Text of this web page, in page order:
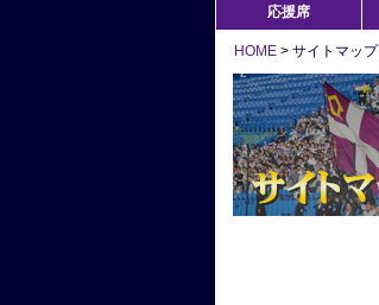
応援席
HOME > サイトマップ